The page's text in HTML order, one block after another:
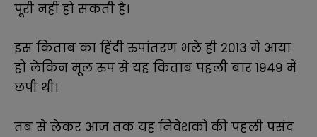
पूरी नहीं हो सकती है।
इस किताब का हिंदी रुपांतरण भले ही 2013 में आया
हो लेकिन मूल रुप से यह किताब पहली बार 1949 में
छपी थी।
तब से लेकर आज तक यह निवेशकों की पहली पसंद